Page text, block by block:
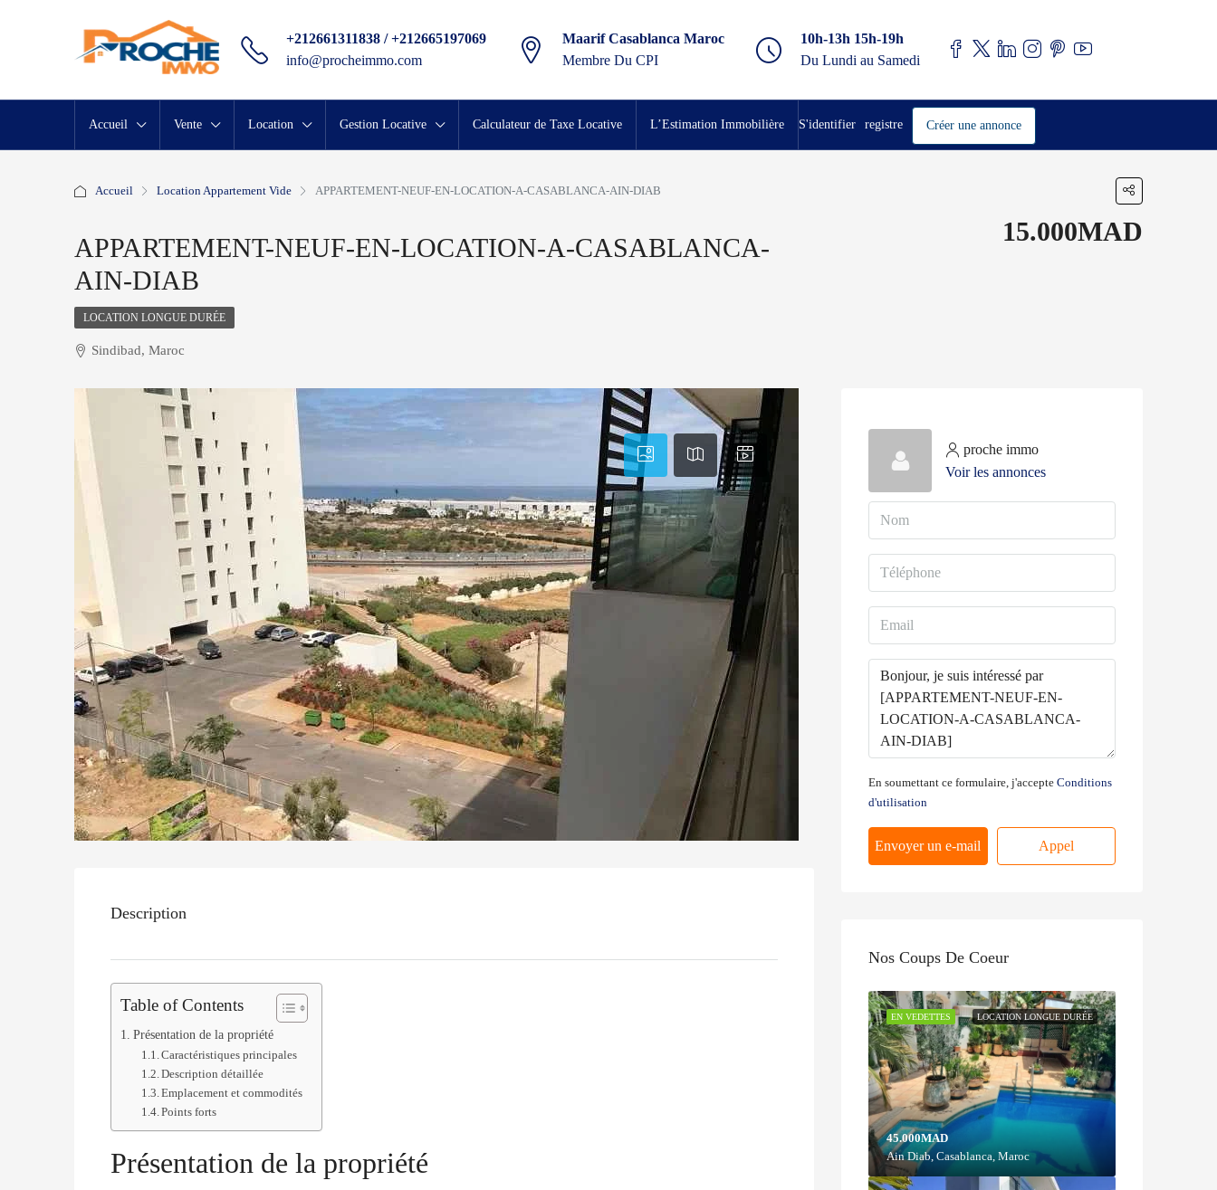
+212661311838 / +212665197069
info@procheimmo.com
Maarif Casablanca Maroc
Membre Du CPI
10h-13h 15h-19h
Du Lundi au Samedi
Accueil Vente Location Gestion Locative Calculateur de Taxe Locative L’Estimation Immobilière S'identifier registre Créer une annonce
Accueil Location Appartement Vide APPARTEMENT-NEUF-EN-LOCATION-A-CASABLANCA-AIN-DIAB
APPARTEMENT-NEUF-EN-LOCATION-A-CASABLANCA-
AIN-DIAB
15.000MAD
LOCATION LONGUE DURÉE
Sindibad, Maroc
Description
Table of Contents
Présentation de la propriété
Caractéristiques principales
Description détaillée
Emplacement et commodités
Points forts
Présentation de la propriété
proche immo
Voir les annonces
En soumettant ce formulaire, j'accepte Conditions
d'utilisation
Envoyer un e-mail Appel
Nos Coups De Coeur
LOCATION LONGUE DURÉE
EN VEDETTES
45.000MAD
Ain Diab, Casablanca, Maroc